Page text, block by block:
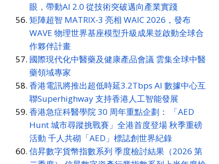
眼，帶動AI 2.0 從技術突破邁向產業實踐
矩陣超智 MATRIX-3 亮相 WAIC 2026，發布
WAVE 物理世界基座模型升級成果並啟動全球合
作夥伴計畫
國際現代化中醫藥及健康產品會議 雲集全球中醫
藥領域專家
香港電訊將推出超低時延3.2Tbps AI 數據中心互
聯Superhighway 支持香港人工智能發展
香港急症科醫學院 30 周年重點企劃： 「AED
Hunt 城市尋蹤挑戰賽」全港首度登場 秋季重磅
活動 千人共砌「AED」標誌創世界紀錄
信昇數字貨幣指數系列 季度檢討結果（2026 第